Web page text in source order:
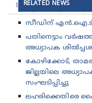
106 107 108
RELATED NEWS
സീഡിന്
പതിനെട്ടാം
അധ്യാപക
കോഴിക്കോട്,
ജില്ലയിലെ
സംഘടിപ്പിച്ചു
ലഹരിക്കെതിരെ